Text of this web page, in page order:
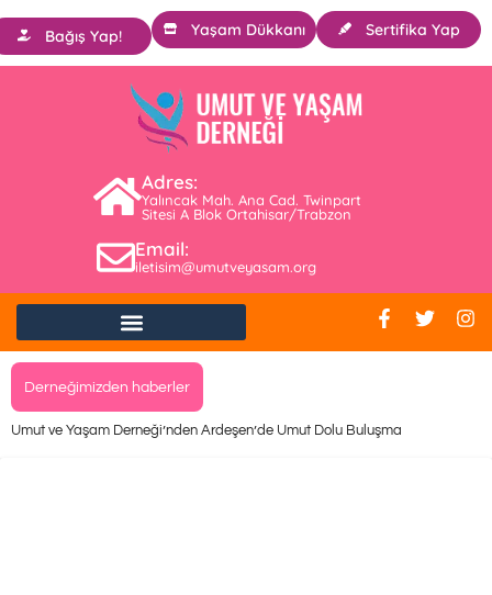
Sertifika Yap
Yaşam Dükkanı
Bağış Yap!
Adres:
Yalıncak Mah. Ana Cad. Twinpart
Sitesi A Blok Ortahisar/Trabzon
Email:
iletisim@umutveyasam.org
Derneğimizden haberler
Umut ve Yaşam Derneği’nden Ardeşen’de Umut Dolu Buluşma